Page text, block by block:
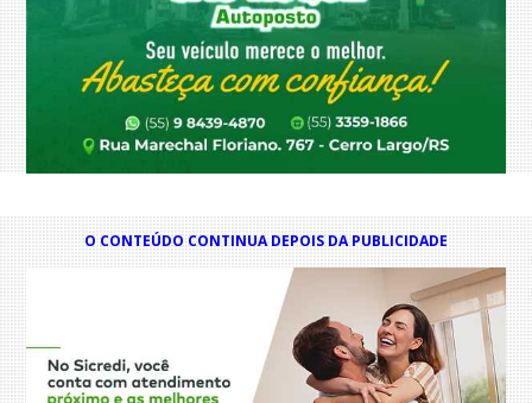
O CONTEÚDO CONTINUA DEPOIS DA PUBLICIDADE